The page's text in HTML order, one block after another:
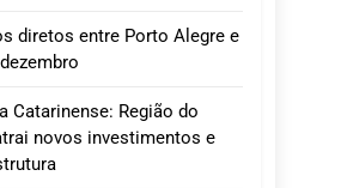
diretos entre Porto Alegre e
Catarinense: Região do
novos investimentos e